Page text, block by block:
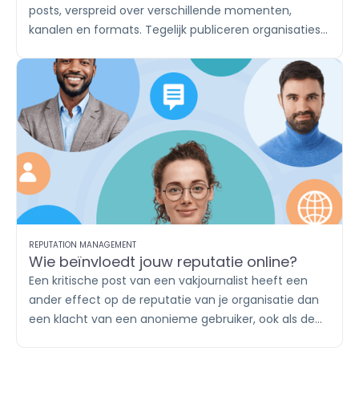
posts, verspreid over verschillende momenten,
kanalen en formats. Tegelijk publiceren organisaties
inhakers, vacatures en klantverhalen. Met labels
breng je die content onder in herkenbare groepen. Zo
houd je inPublish overzicht en zie je in
Report
afzonderlijk wat iedere campagne of ieder
contentthema oplevert.
REPUTATION MANAGEMENT
Wie beïnvloedt jouw reputatie online?
Een kritische post van een vakjournalist heeft een
ander effect op de reputatie van je organisatie dan
een klacht van een anonieme gebruiker, ook als de